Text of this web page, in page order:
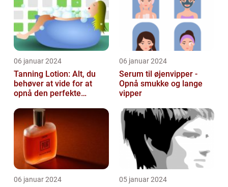
06 januar 2024
Tanning Lotion: Alt, du
behøver at vide for at
opnå den perfekte
06 januar 2024
Serum til øjenvipper -
Opnå smukke og lange
vipper
06 januar 2024 05 januar 2024